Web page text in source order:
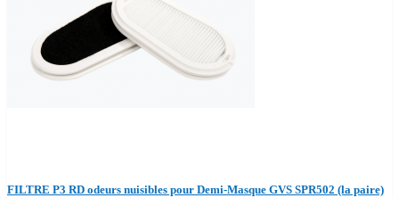
FILTRE P3 RD odeurs nuisibles pour Demi-Masque GVS SPR502 (la paire)